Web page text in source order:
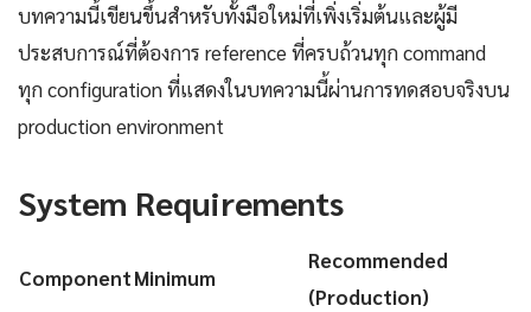
บทความนี้เขียนขึ้นสำหรับทั้งมือใหม่ที่เพิ่งเริ่มต้นและผู้มี
ประสบการณ์ที่ต้องการ reference ที่ครบถ้วนทุก command
ทุก configuration ที่แสดงในบทความนี้ผ่านการทดสอบจริงบน
production environment
System Requirements
ComponentMinimum
Recommended
(Production)